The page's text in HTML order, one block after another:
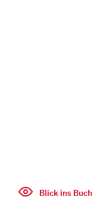
Blick ins Buch